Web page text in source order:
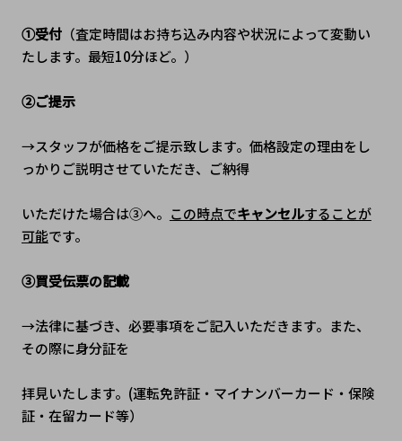
①受付（査定時間はお持ち込み内容や状況によって変動い
たします。最短10分ほど。）
②ご提示
→スタッフが価格をご提示致します。価格設定の理由をし
っかりご説明させていただき、ご納得
いただけた場合は③へ。 この時点でキャンセルすることが
可能です。
③買受伝票の記載
→法律に基づき、必要事項をご記入いただきます。また、
その際に身分証を
拝見いたします。(運転免許証・マイナンバーカード・保険
証・在留カード等）